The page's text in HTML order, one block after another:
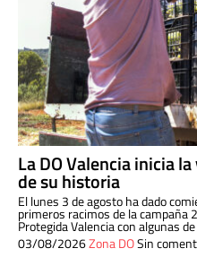
La DO Valencia inicia
de su historia
El lunes 3 de agosto ha dado
primeros racimos de la campaña
Protegida Valencia con algunas
03/08/2026Zona DOSin